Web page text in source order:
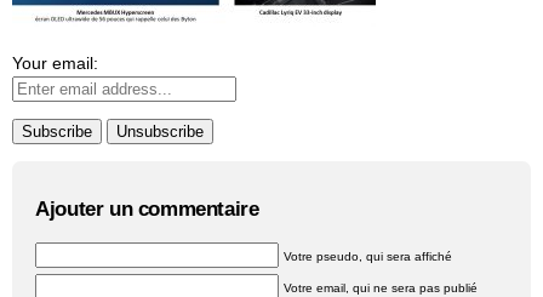
Your email:
Ajouter un commentaire
Votre pseudo, qui sera affiché
Votre email, qui ne sera pas publié